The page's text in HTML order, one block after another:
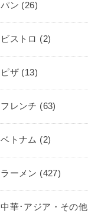
パン (26)
ビストロ (2)
ピザ (13)
フレンチ (63)
ベトナム (2)
ラーメン (427)
中華･アジア・その他